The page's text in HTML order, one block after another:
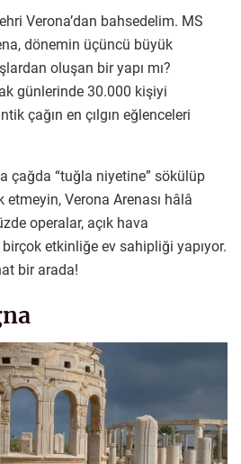
Verona’dan bahsedelim. MS
dönemin üçüncü büyük
oluşan bir yapı mı?
günlerinde 30.000 kişiyi
çağın en çılgın eğlenceleri
çağda “tuğla niyetine” sökülüp
Verona Arenası hâlâ
operalar, açık hava
etkinliğe ev sahipliği yapıyor.
bir arada!